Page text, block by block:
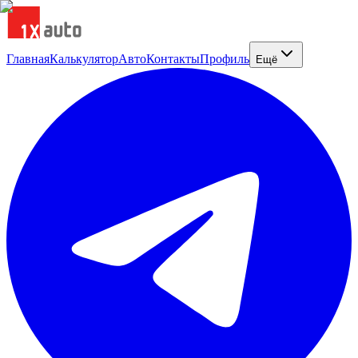
ГлавнаяКалькуляторАвтоКонтактыПрофиль Ещё